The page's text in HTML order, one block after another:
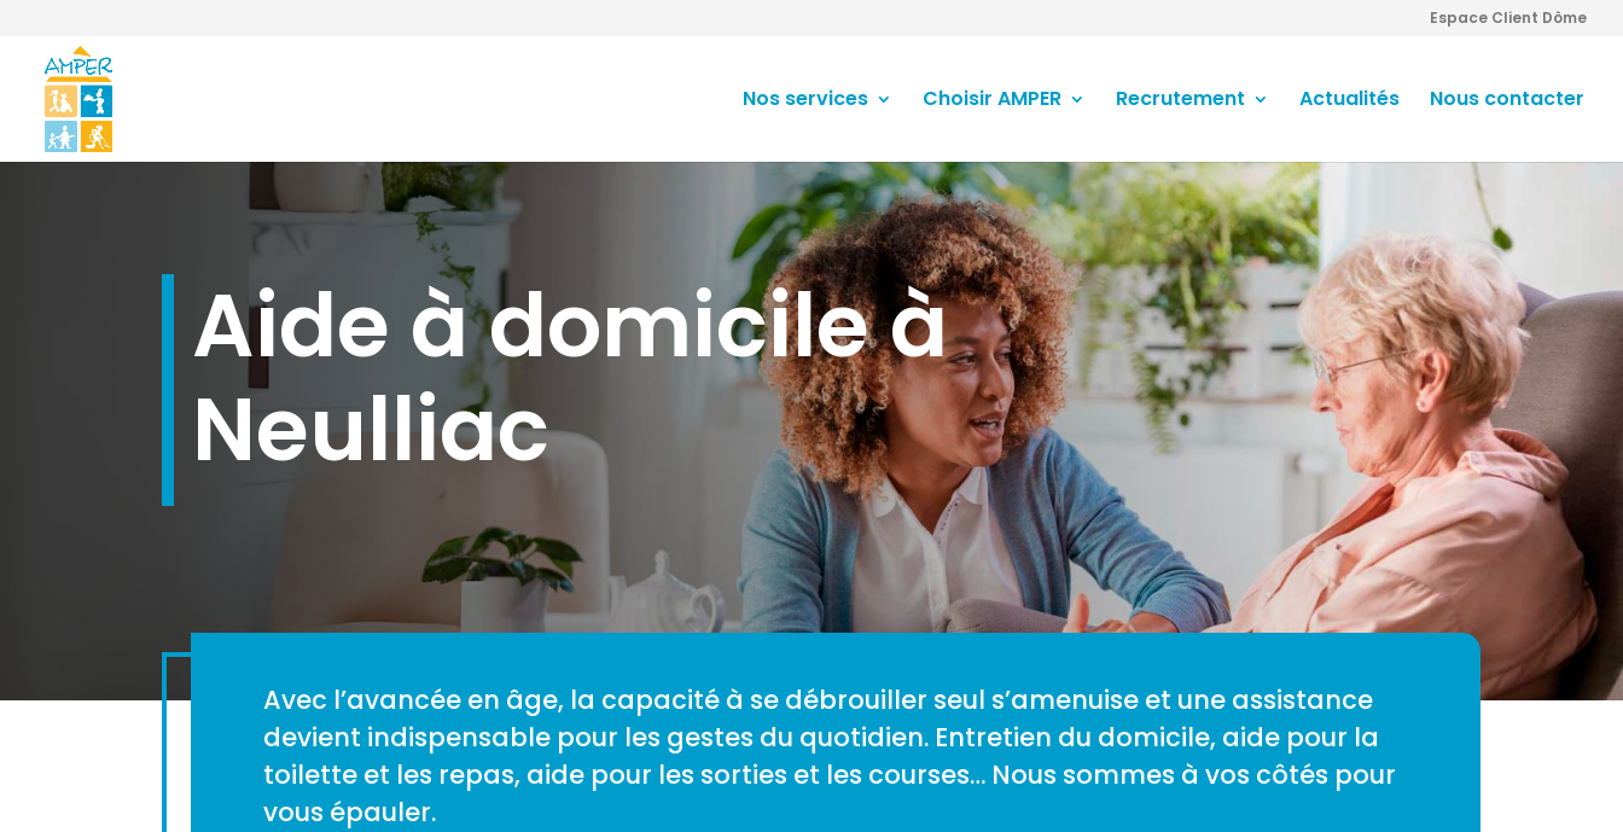
Espace Client Dôme
Nos services Choisir AMPER Recrutement Actualités Nous contacter
Aide à domicile à
Neulliac
Avec l’avancée en âge, la capacité à se débrouiller seul s’amenuise et une assistance
devient indispensable pour les gestes du quotidien. Entretien du domicile, aide pour la
toilette et les repas, aide pour les sorties et les courses… Nous sommes à vos côtés pour
vous épauler.